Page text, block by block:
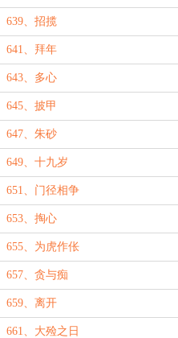
639、招揽
641、拜年
643、多心
645、披甲
647、朱砂
649、十九岁
651、门径相争
653、掏心
655、为虎作伥
657、贪与痴
659、离开
661、大殓之日